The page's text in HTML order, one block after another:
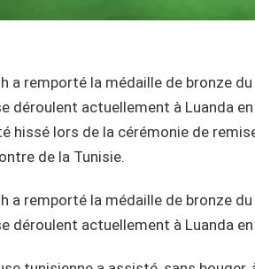
a remporté la médaille de bronze
déroulent actuellement à Luanda
hissé lors de la cérémonie de
de la Tunisie.
a remporté la médaille de bronze
déroulent actuellement à Luanda